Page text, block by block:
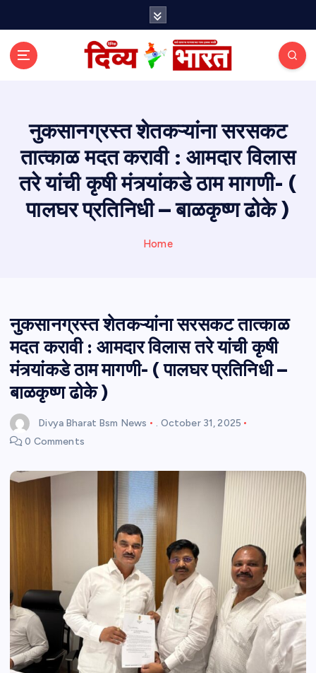
नुकसानग्रस्त शेतकऱ्यांना सरसकट
तात्काळ मदत करावी : आमदार विलास
तरे यांची कृषी मंत्र्यांकडे ठाम मागणी- (
पालघर प्रतिनिधी – बाळकृष्ण ढोके )
Home
नुकसानग्रस्त शेतकऱ्यांना सरसकट तात्काळ
मदत करावी : आमदार विलास तरे यांची कृषी
मंत्र्यांकडे ठाम मागणी- ( पालघर प्रतिनिधी –
बाळकृष्ण ढोके )
Divya Bharat Bsm News . October 31, 2025
0 Comments